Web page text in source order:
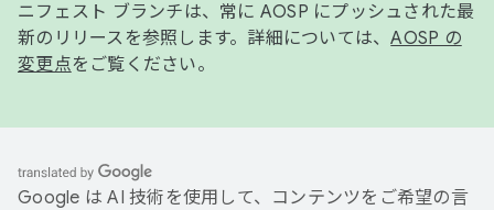
ニフェスト ブランチは、常に AOSP にプッシュされた最
新のリリースを参照します。詳細については、AOSP の
変更点をご覧ください。
Google は AI 技術を使用して、コンテンツをご希望の言